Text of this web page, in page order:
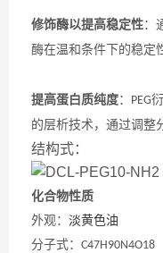
修饰酶以提高稳定性：
酶在温和条件下的稳定
提高蛋白质纯度： PEG
的层析技术，通过调整
结构式：
化合物性质
外观： 淡黄色油
分子式： C47H90N4O18